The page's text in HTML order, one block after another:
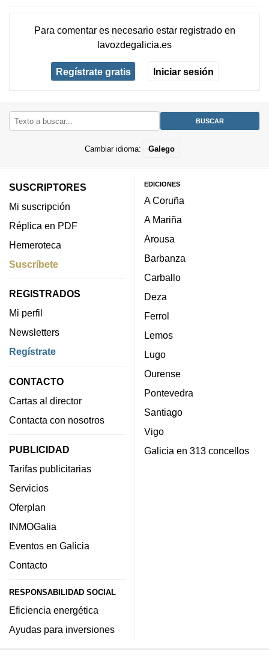
Para comentar es necesario estar registradoen
lavozdegalicia.es
Regístrate gratis Iniciar sesión
Cambiar idioma: Galego
SUSCRIPTORES
Mi suscripción
Réplica en PDF
Hemeroteca
Suscríbete
REGISTRADOS
Mi perfil
Newsletters
Regístrate
CONTACTO
Cartas al director
Contacta con nosotros
PUBLICIDAD
Tarifas publicitarias
Servicios
Oferplan
INMOGalia
Eventos en Galicia
Contacto
RESPONSABILIDAD SOCIAL
Eficiencia energética
Ayudas para inversiones
EDICIONES
A Coruña
A Mariña
Arousa
Barbanza
Carballo
Deza
Ferrol
Lemos
Lugo
Ourense
Pontevedra
Santiago
Vigo
Galicia en 313 concellos